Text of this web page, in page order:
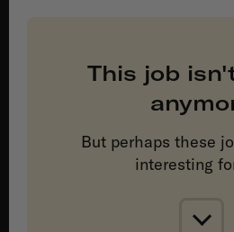
This job
But perhaps these
interesting